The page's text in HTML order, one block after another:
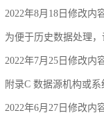
定义实体对象之间的
验证
2022年8月18日修改内
为便于历史数据处理
2022年7月25日修改内
附录C 数据源机构或
2022年6月27日修改内